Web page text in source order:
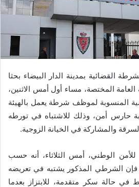
القضائية بمدينة الدار البيضاء بحثا
المختصة، مساء أول أمس الاثنين،
المنسوبة لموظف شرطة يعمل بالهيئة
حارس أمن، وذلك للاشتباه في تورطه
والمشاركة في الخيانة الزوجية.
للأمن الوطني، أمس الثلاثاء، أنه حسب
فإن الشرطي المذكور يشتبه في تعريضه
حالة سكر متقدمة، للابتزاز بعدما